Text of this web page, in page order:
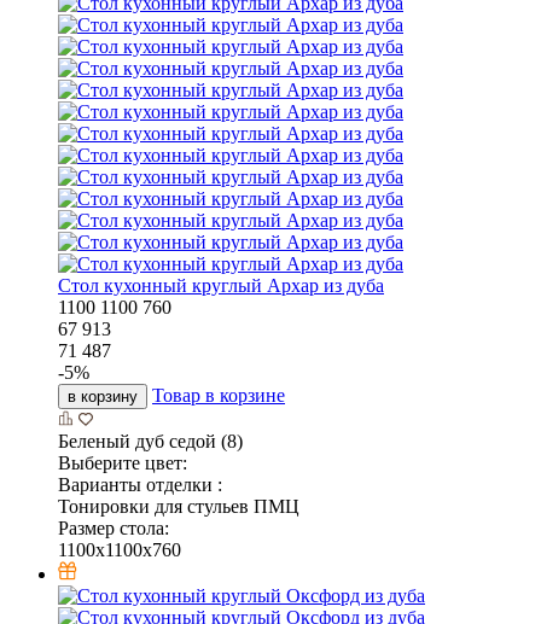
Стол кухонный круглый Архар из дуба
1100 1100 760
67 913
71 487
-5%
в корзину Товар в корзине
Беленый дуб седой (8)
Выберите цвет:
Варианты отделки :
Тонировки для стульев ПМЦ
Размер стола:
1100x1100x760